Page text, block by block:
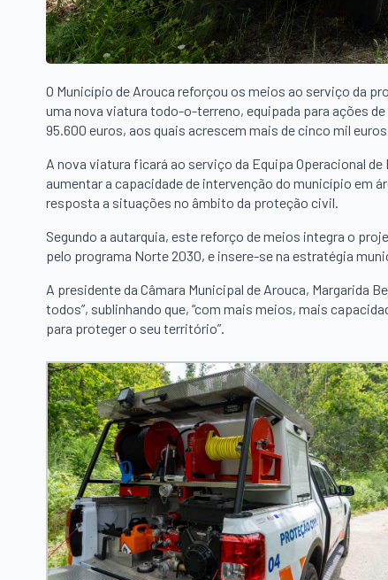
O Município de Arouca reforçou os meios ao serviço da
uma nova viatura todo-o-terreno, equipada para ações
95.600 euros, aos quais acrescem mais de cinco mil
A nova viatura ficará ao serviço da Equipa Operacional
aumentar a capacidade de intervenção do município em
resposta a situações no âmbito da proteção civil.
Segundo a autarquia, este reforço de meios integra o
pelo programa Norte 2030, e insere-se na estratégia
A presidente da Câmara Municipal de Arouca, Margarida
todos”, sublinhando que, “com mais meios, mais
para proteger o seu território”.